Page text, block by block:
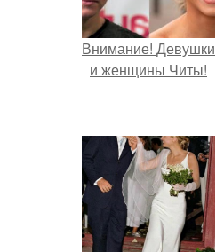
Внимание! Девушки
и женщины Читы!